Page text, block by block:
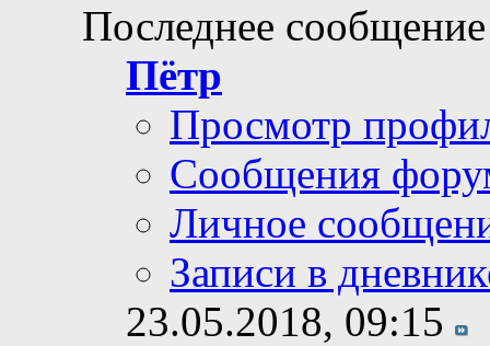
Последнее
Пётр
Просмотр
Сообщения
Личное
Записи в
23.05.2018, 09:15